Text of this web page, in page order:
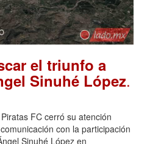
el triunfo a
Sinuhé López.
FC cerró su atención
con la participación
Sinuhé López en